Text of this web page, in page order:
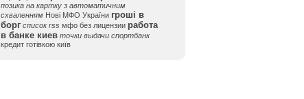
позика на картку з автоматичним
схваленням Нові МФО України гроші в
борг список rss мфо без лицензии работа
в банке киев точки выдачи спортбанк
кредит готівкою київ